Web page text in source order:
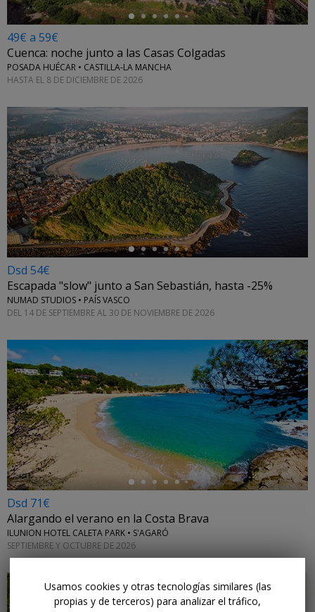
49€ a 59€
Cuenca: noche junto a las Casas Colgadas
POSADA HUÉCAR • CASTILLA-LA MANCHA
HASTA EL 8 DE DICIEMBRE DE 2026
←
Dsd 54€
Escapada "slow" junto a San Sebastián, hasta -25%
NUMAD STUDIOS • PAÍS VASCO
DEL 14 DE SEPTIEMBRE AL 30 DE NOVIEMBRE DE 2026
←
Dsd 71€
Alargando el verano en la Costa Brava
ILUNION HOTEL CALETA PARK • S'AGARÓ
SEPTIEMBRE Y OCTUBRE DE 2026
Usamos cookies y otras tecnologías similares (las
propias y de terceros) para analizar el tráfico,